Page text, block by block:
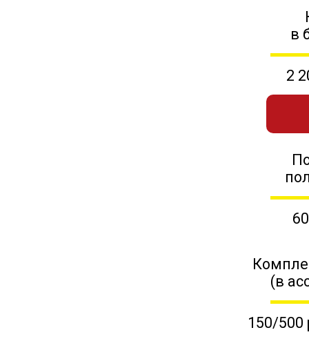
в
2
(в
150/500